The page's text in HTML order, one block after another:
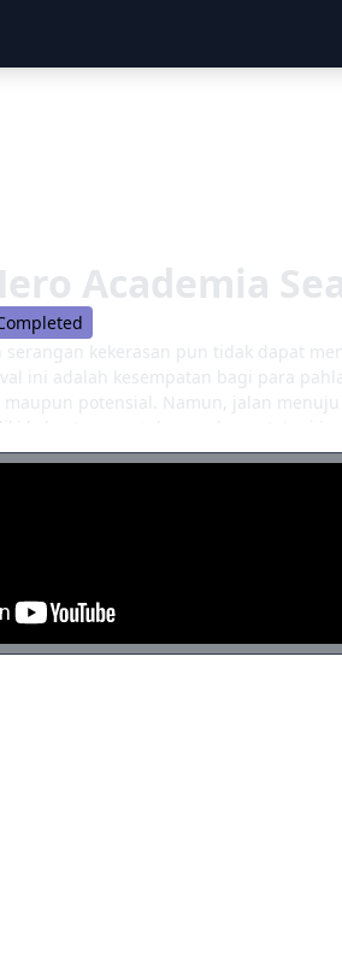
Academia
serangan kekerasan pun tidak dapat
ini adalah kesempatan bagi para
potensial. Namun, jalan
kekuatan mentah yang besar tetapi
es, Shouto Todoroki, Izuku harus